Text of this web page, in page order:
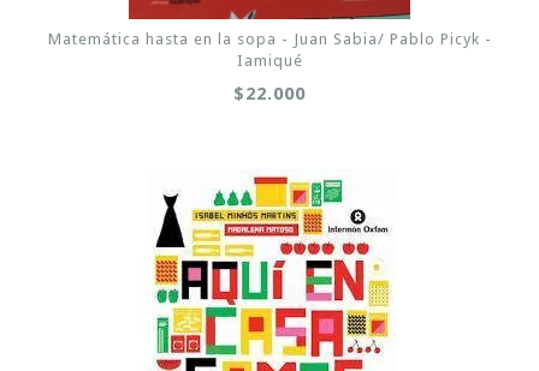
Matemática hasta en la sopa - Juan Sabia/ Pablo Picyk -
Iamiqué
$22.000